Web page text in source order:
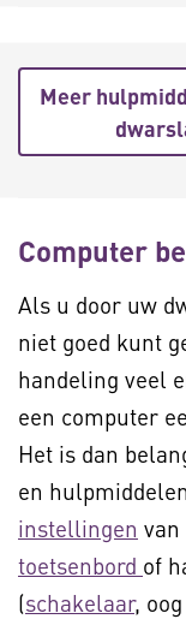
Meer
Computer
Als u door uw
niet goed kunt
handeling veel
een computer
Het is dan
en
instellingen
toetsenbord of
(schakelaar,